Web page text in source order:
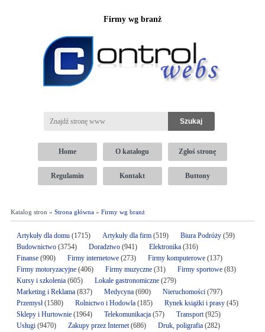
Firmy wg branż
Home O katalogu Zgłoś stronę
Regulamin Kontakt Buttony
Katalog stron » Strona główna» Firmy wg branż
Artykuły dla domu(1715) Artykuły dla firm(519) Biura Podróży(59)
Budownictwo(3754) Doradztwo(941) Elektronika (316)
Finanse(990) Firmy internetowe (273) Firmy komputerowe(137)
Firmy motoryzacyjne(406) Firmy muzyczne(31) Firmy sportowe(83)
Kursy i szkolenia(605) Lokale gastronomiczne(279)
Marketing i Reklama(837) Medycyna(690) Nieruchomości(797)
Przemysł(1580) Rolnictwo i Hodowla(185) Rynek książki i prasy(45)
Sklepy i Hurtownie(1964) Telekomunikacja(57) Transport(925)
Usługi(9470) Zakupy przez Internet(686) Druk, poligrafia(282)